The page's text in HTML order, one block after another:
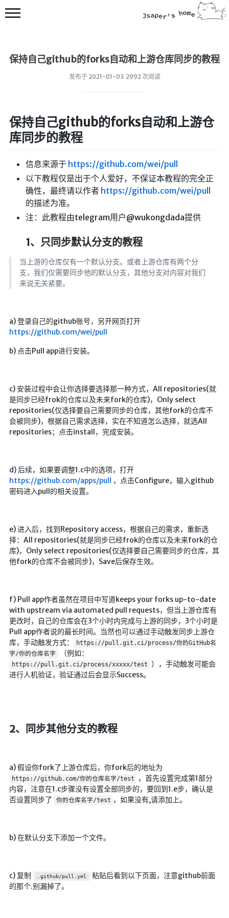
保持自己github的forks自动和上游仓库同步的教程
发布于 2021-01-03 2992 次阅读
保持自己github的forks自动和上游仓
库同步的教程
信息来源于 https://github.com/wei/pull
以下教程仅是出于个人爱好，不保证本教程的完全正
确性，最终请以作者 https://github.com/wei/pull
的描述为准。
注：此教程由telegram用户@wukongdada提供
1、只同步默认分支的教程
当上游的仓库仅有一个默认分支。或者上游仓库有两个分
支，我们仅需要同步他的默认分支，其他分支对内容对我们
来说无关紧要。
a) 登录自己的github账号，另开网页打开
https://github.com/wei/pull
b) 点击Pull app进行安装。
c) 安装过程中会让你选择要选择那一种方式，All repositories(就
是同步已经frok的仓库以及未来fork的仓库)，Only select
repositories(仅选择要自己需要同步的仓库，其他fork的仓库不
会被同步)，根据自己需求选择，实在不知道怎么选择，就选All
repositories；点击install，完成安装。
d) 后续，如果要调整1.c中的选项，打开
https://github.com/apps/pull ，点击Configure，输入github
密码进入pull的相关设置。
e) 进入后，找到Repository access，根据自己的需求，重新选
择：All repositories(就是同步已经frok的仓库以及未来fork的仓
库)，Only select repositories(仅选择要自己需要同步的仓库，其
他fork的仓库不会被同步)，Save后保存生效。
f) Pull app作者虽然在项目中写道keeps your forks up-to-date
with upstream via automated pull requests，但当上游仓库有
更改时，自己的仓库会在3个小时内完成与上游的同步，3个小时是
Pull app作者说的最长时间。当然也可以通过手动触发同步上游仓
库，手动触发方式：
https://pull.git.ci/process/你的GitHub名
字/你的仓库名字
（例如：
https://pull.git.ci/process/xxxxx/test ），手动触发可能会
进行人机验证，验证通过后会显示Success。
2、同步其他分支的教程
a) 假设你fork了上游仓库后，你fork后的地址为
https://github.com/你的仓库名字/test
，首先设置完成第1部分
内容，注意在1.c步骤没有设置全部同步的，要回到1.e步，确认是
否设置同步了
你的仓库名字/test ，如果没有,请添加上。
b) 在默认分支下添加一个文件。
c) 复制 .github/pull.yml
粘贴后看到以下页面，注意github前面
的那个.别漏掉了。
💻在线桌面
bing壁纸
导航站
综合导航
合集网
鱼塘热榜
航拍全景
简易代理
Google访问助手
🎬在线影视
星视界
影视无广告
在线影视备用
英美日韩剧
在线影视新增
电影下载
视频教程
视频解析
盒子软件
盒子软件国内下载
软件接口
🎵音乐播放
音乐下载
音乐下载备用一
音乐下载备用二
音乐下载备用三
mv下载
📕学习